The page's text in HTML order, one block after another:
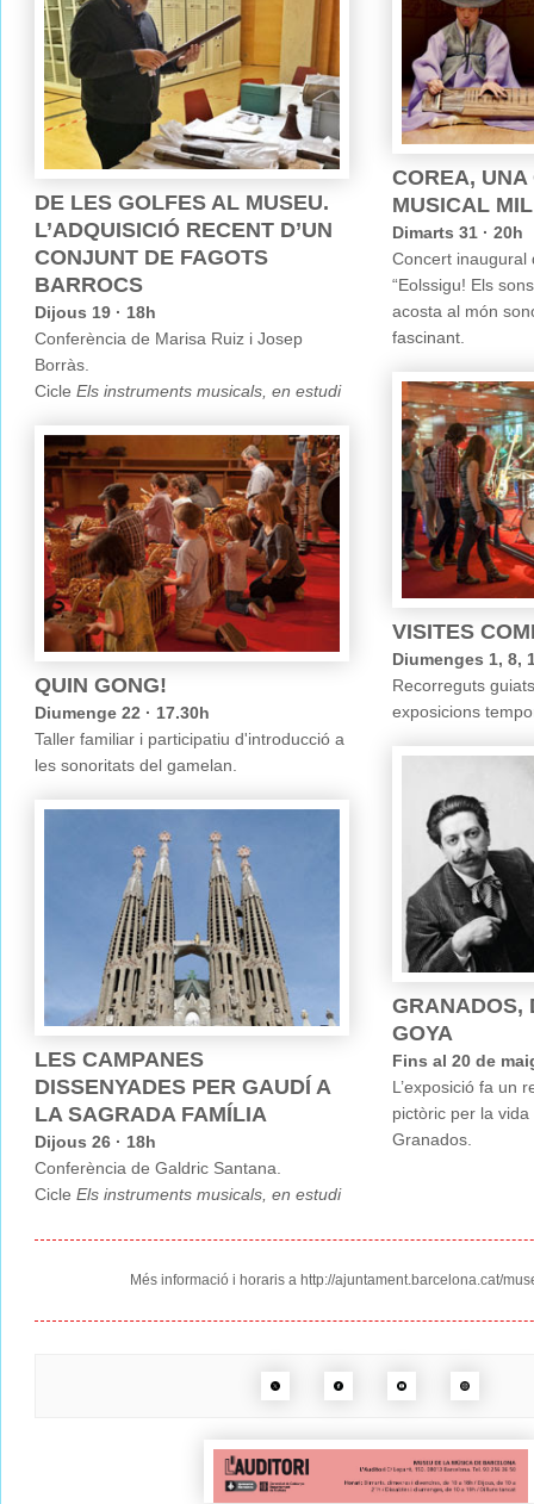
DE LES GOLFES AL MUSEU.
L’ADQUISICIÓ RECENT D’UN
CONJUNT DE FAGOTS
BARROCS
Dijous 19 · 18h
Conferència de Marisa Ruiz i Josep
Borràs.
Cicle Els instruments musicals, en estudi
QUIN GONG!
Diumenge 22 · 17.30h
Taller familiar i participatiu d'introducció a
les sonoritats del gamelan.
LES CAMPANES
DISSENYADES PER GAUDÍ A
LA SAGRADA FAMÍLIA
Dijous 26 · 18h
Conferència de Galdric Santana.
Cicle Els instruments musicals, en estudi
COREA, UNA
MUSICAL
Dimarts 31 · 20h
Concert inaugural
“Eolssigu! Els
acosta al món
fascinant.
VISITES
Diumenges 1, 8,
Recorreguts
exposicions
GRANADOS,
GOYA
Fins al 20 de
L’exposició fa un
pictòric per la vida
Granados.
Més informació i horaris a http://ajuntament.barcelona.cat/